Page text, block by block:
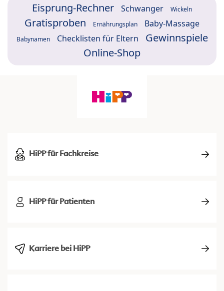
Eisprung-Rechner Schwanger Wickeln
Gratisproben Ernährungsplan Baby-Massage
Babynamen Checklisten für Eltern
Gewinnspiele
Online-Shop
HiPP für Fachkreise
HiPP für Patienten
Karriere bei HiPP